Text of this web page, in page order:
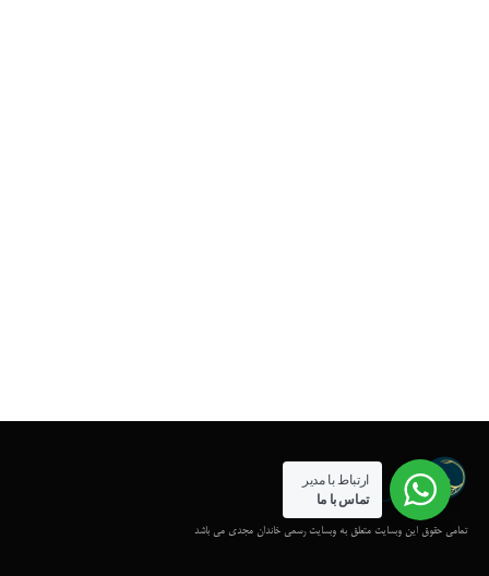
تمامی حقوق این وبسایت متعلق به وبسایت رسمی خاندان مجدی می باشد
ارتباط با مدیر
تماس با ما